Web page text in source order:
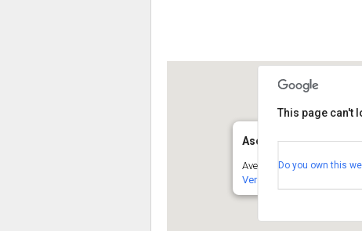
Asociación
Avenida de la Constitucion
Ver Eventos
This page can't
Do you own this